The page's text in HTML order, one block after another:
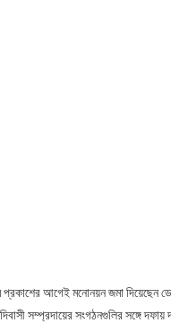
প্রকাশের আগেই মনোনয়ন জমা
সম্প্রদায়ের সংগঠনগুলির সঙ্গে দফায়